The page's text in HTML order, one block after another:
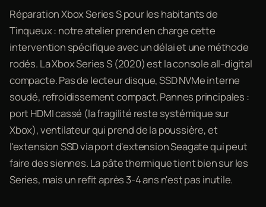
Réparation Xbox Series S pour les habitants de
Tinqueux : notre atelier prend en charge cette
intervention spécifique avec un délai et une méthode
rodés. La Xbox Series S (2020) est la console all-digital
compacte. Pas de lecteur disque, SSD NVMe interne
soudé, refroidissement compact. Pannes principales :
port HDMI cassé (la fragilité reste systémique sur
Xbox), ventilateur qui prend de la poussière, et
l'extension SSD via port d'extension Seagate qui peut
faire des siennes. La pâte thermique tient bien sur les
Series, mais un refit après 3-4 ans n'est pas inutile.